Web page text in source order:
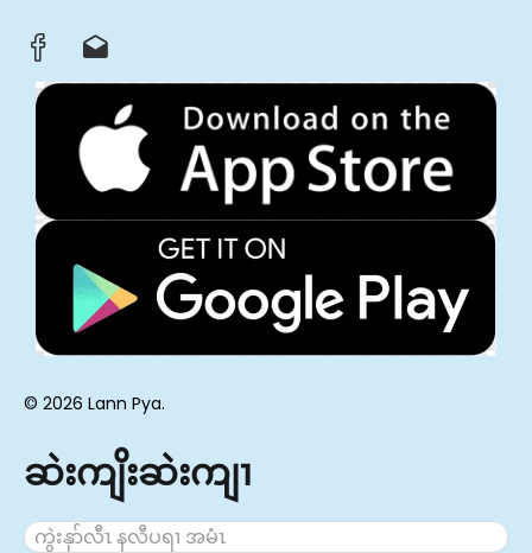
© 2026 Lann Pya.
ဆဲးကျိးဆဲးကျၢ